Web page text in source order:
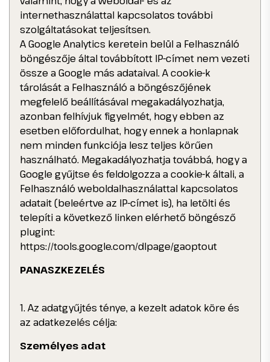
internethasználattal kapcsolatos további
szolgáltatásokat teljesítsen.
A Google Analytics keretein belül a Felhasználó
böngészője által továbbított IP-címet nem vezeti
össze a Google más adataival. A cookie-k
tárolását a Felhasználó a böngészőjének
megfelelő beállításával megakadályozhatja,
azonban felhívjuk figyelmét, hogy ebben az
esetben előfordulhat, hogy ennek a honlapnak
nem minden funkciója lesz teljes körűen
használható. Megakadályozhatja továbbá, hogy a
Google gyűjtse és feldolgozza a cookie-k általi, a
Felhasználó weboldalhasználattal kapcsolatos
adatait (beleértve az IP-címet is), ha letölti és
telepíti a következő linken elérhető böngésző
plugint:
https://tools.google.com/dlpage/gaoptout
PANASZKEZELÉS
1. Az adatgyűjtés ténye, a kezelt adatok köre és
az adatkezelés célja:
Személyes adat